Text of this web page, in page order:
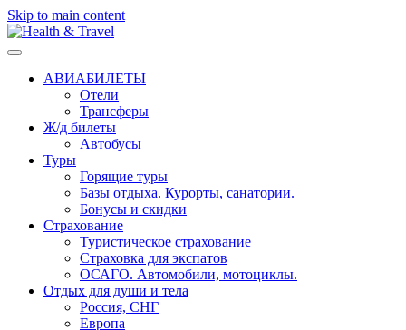
Skip to main content
АВИАБИЛЕТЫ
Отели
Трансферы
Ж/д билеты
Автобусы
Туры
Горящие туры
Базы отдыха. Курорты, санатории.
Бонусы и скидки
Страхование
Туристическое страхование
Страховка для экспатов
ОСАГО. Автомобили, мотоциклы.
Отдых для души и тела
Россия, СНГ
Европа